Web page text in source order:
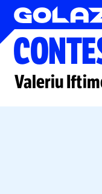
Superliga
Valeriu